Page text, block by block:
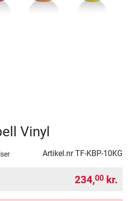
Vinyl
Artikel.nrTF-KBP-10KG
234,00 kr.